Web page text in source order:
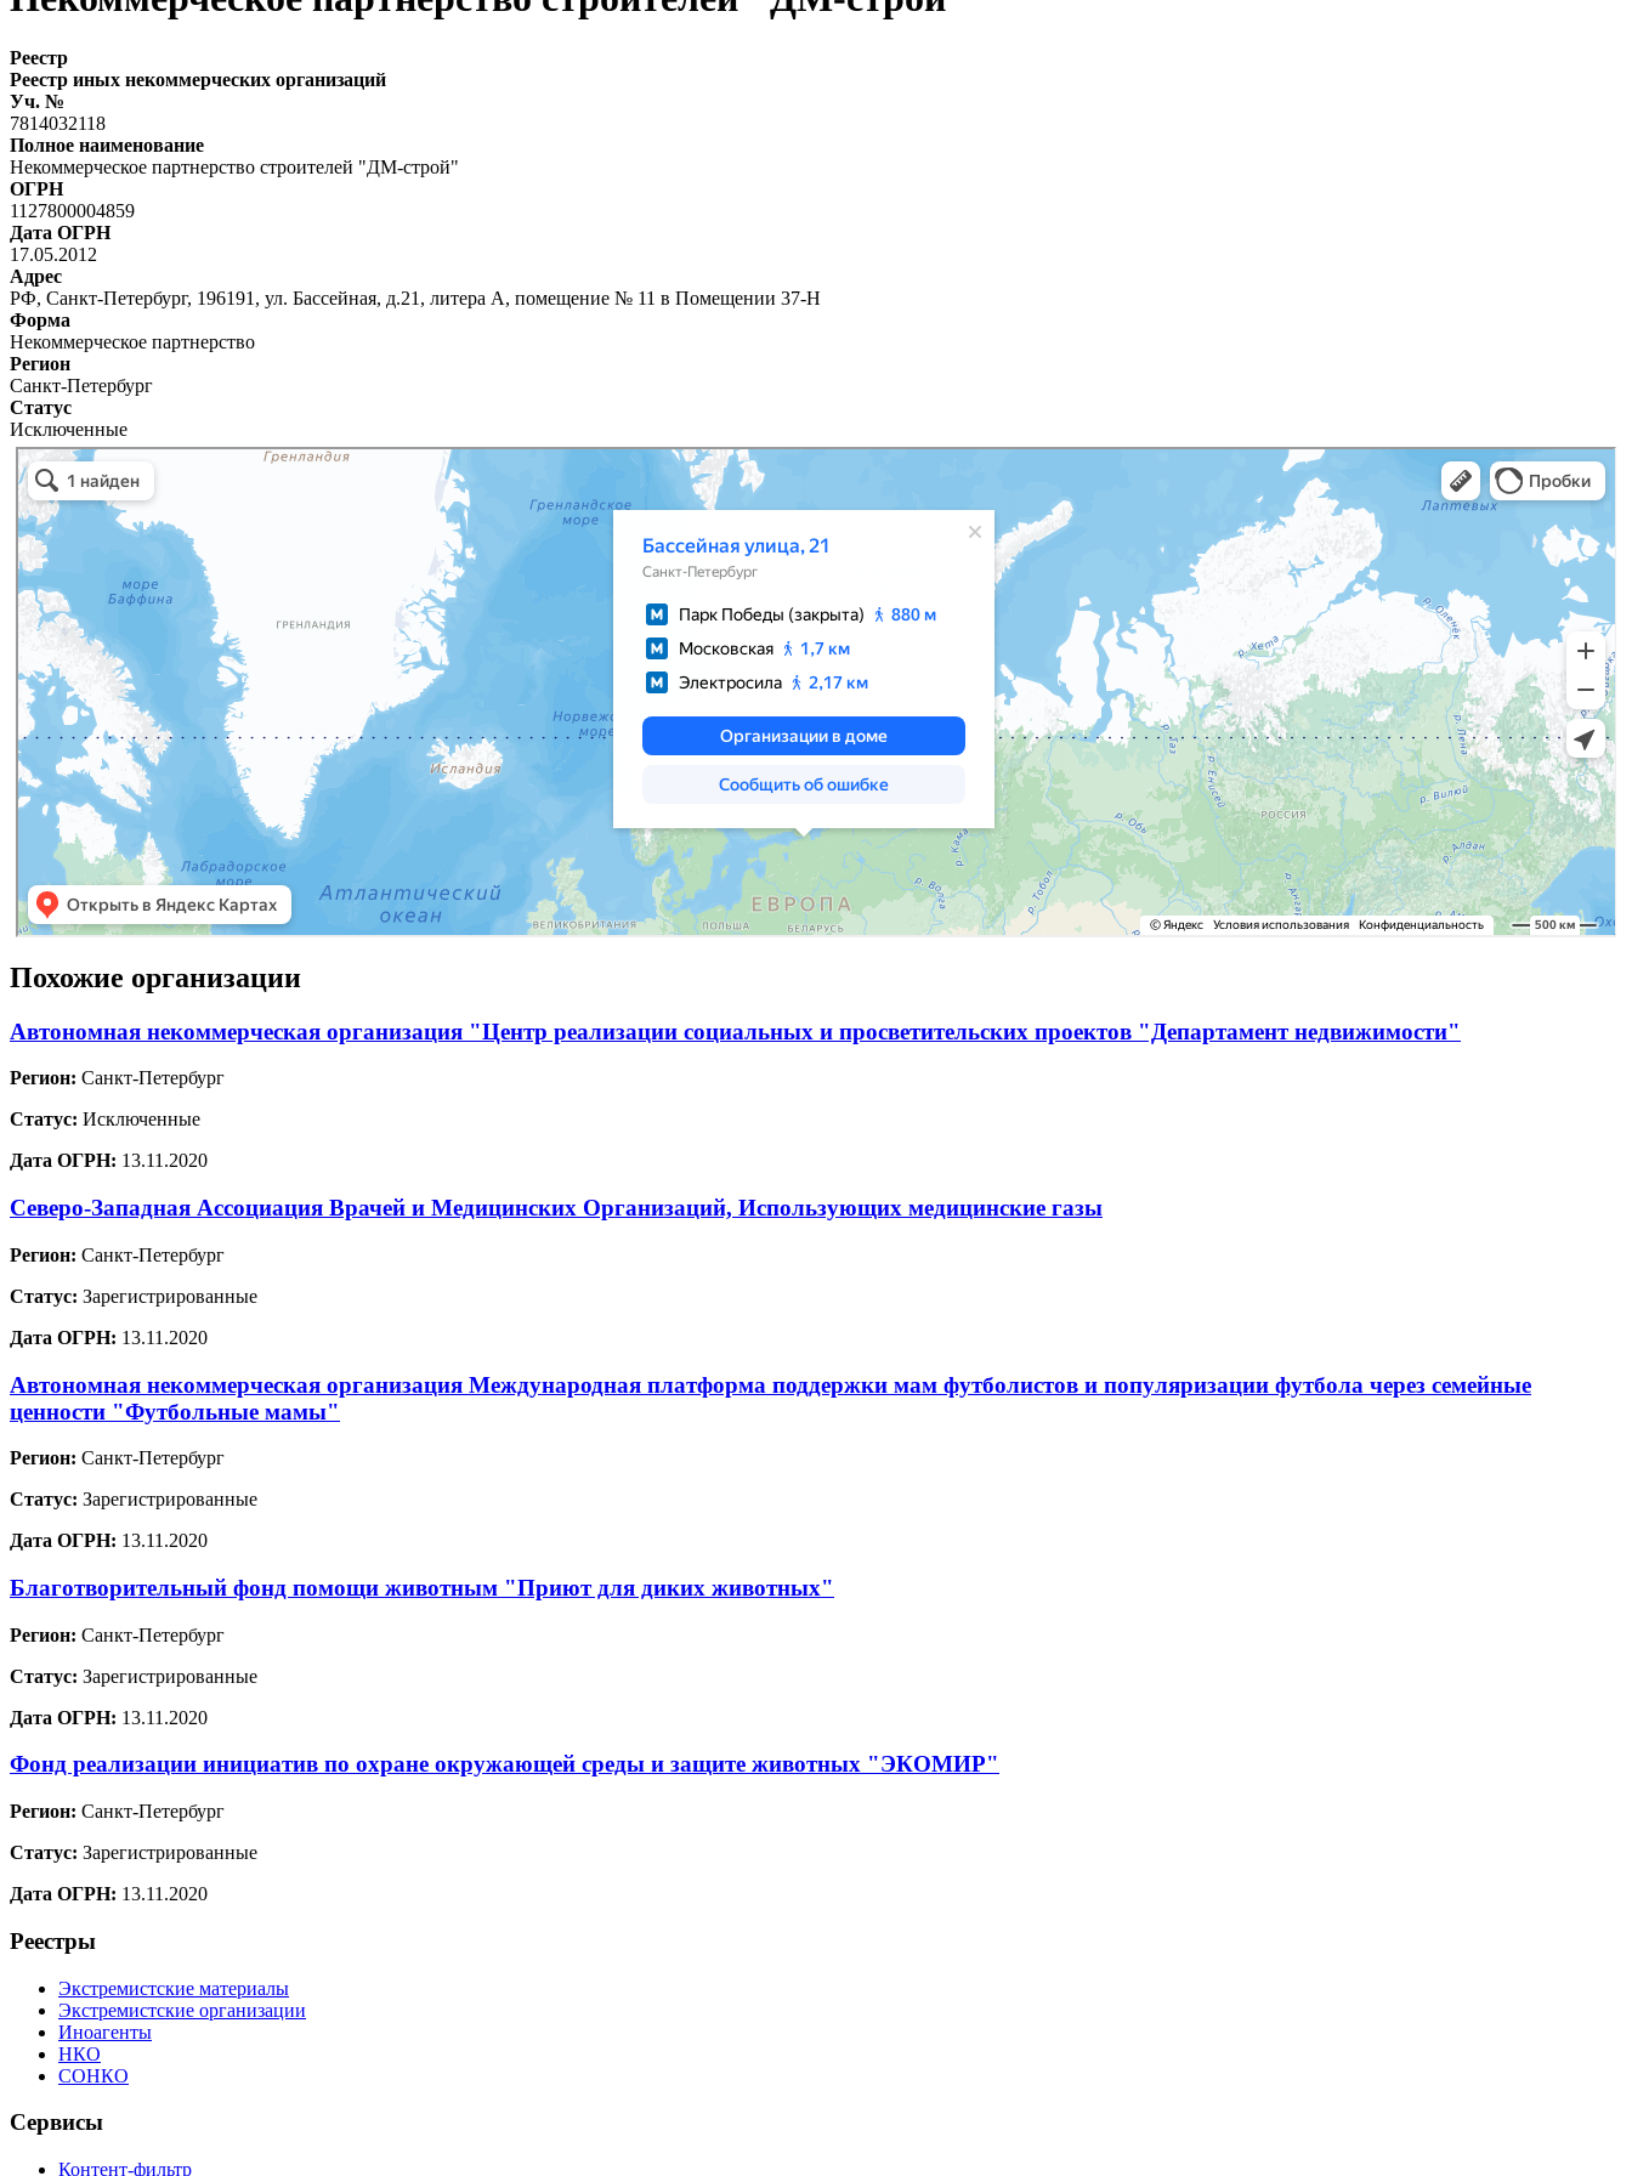
Реестр
Реестр иных некоммерческих организаций
Уч. №
7814032118
Полное наименование
Некоммерческое партнерство строителей "ДМ-строй"
ОГРН
1127800004859
Дата ОГРН
17.05.2012
Адрес
РФ, Санкт-Петербург, 196191, ул. Бассейная, д.21, литера А, помещение № 11 в Помещении 37-Н
Форма
Некоммерческое партнерство
Регион
Санкт-Петербург
Статус
Исключенные
Похожие организации
Автономная некоммерческая организация "Центр реализации социальных и просветительских проектов "Департамент недвижимости"
Регион: Санкт-Петербург
Статус: Исключенные
Дата ОГРН: 13.11.2020
Северо-Западная Ассоциация Врачей и Медицинских Организаций, Использующих медицинские газы
Регион: Санкт-Петербург
Статус: Зарегистрированные
Дата ОГРН: 13.11.2020
Автономная некоммерческая организация Международная платформа поддержки мам футболистов и популяризации футбола через семейные
ценности "Футбольные мамы"
Регион: Санкт-Петербург
Статус: Зарегистрированные
Дата ОГРН: 13.11.2020
Благотворительный фонд помощи животным "Приют для диких животных"
Регион: Санкт-Петербург
Статус: Зарегистрированные
Дата ОГРН: 13.11.2020
Фонд реализации инициатив по охране окружающей среды и защите животных "ЭКОМИР"
Регион: Санкт-Петербург
Статус: Зарегистрированные
Дата ОГРН: 13.11.2020
Реестры
Экстремистские материалы
Экстремистские организации
Иноагенты
НКО
СОНКО
Сервисы
Контент-фильтр